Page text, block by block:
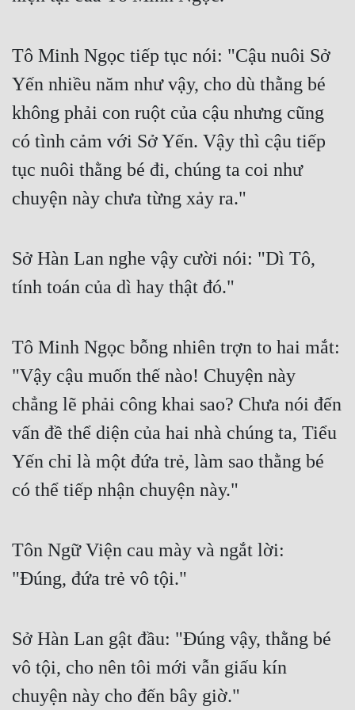
Tô Minh Ngọc tiếp tục nói: "Cậu nuôi Sở
Yến nhiều năm như vậy, cho dù thằng bé
không phải con ruột của cậu nhưng cũng
có tình cảm với Sở Yến. Vậy thì cậu tiếp
tục nuôi thằng bé đi, chúng ta coi như
chuyện này chưa từng xảy ra."
Sở Hàn Lan nghe vậy cười nói: "Dì Tô,
tính toán của dì hay thật đó."
Tô Minh Ngọc bỗng nhiên trợn to hai mắt:
"Vậy cậu muốn thế nào! Chuyện này
chẳng lẽ phải công khai sao? Chưa nói đến
vấn đề thể diện của hai nhà chúng ta, Tiểu
Yến chỉ là một đứa trẻ, làm sao thằng bé
có thể tiếp nhận chuyện này."
Tôn Ngữ Viện cau mày và ngắt lời:
"Đúng, đứa trẻ vô tội."
Sở Hàn Lan gật đầu: "Đúng vậy, thằng bé
vô tội, cho nên tôi mới vẫn giấu kín
chuyện này cho đến bây giờ."